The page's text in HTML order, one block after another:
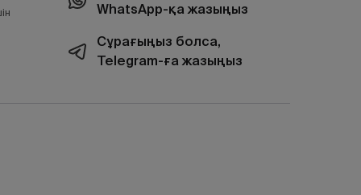
WhatsApp-қа жазыңыз
Сұрағыңыз болса,
Telegram-ға жазыңыз